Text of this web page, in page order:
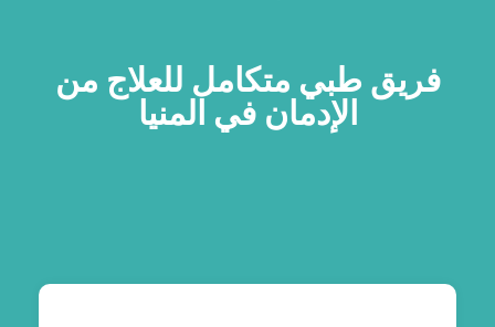
فريق طبي متكامل للعلاج من
الإدمان في المنيا